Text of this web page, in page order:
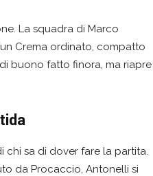
La squadra di Marco
Crema ordinato, compatto
buono fatto finora, ma riapre
chi sa di dover fare la partita.
da Procaccio, Antonelli si